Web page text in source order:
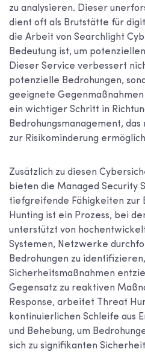
zu analysieren. Dieser
dient oft als Brutstätte für
die Arbeit von Searchlight
Bedeutung ist, um
Dieser Service verbessert
potenzielle Bedrohungen,
geeignete
ein wichtiger Schritt in
Bedrohungsmanagement,
zur Risikominderung
Zusätzlich zu diesen
bieten die Managed Security
tiefgreifende Fähigkeiten zur
Hunting ist ein Prozess, bei
unterstützt von
Systemen, Netzwerke
Bedrohungen zu
Sicherheitsmaßnahmen
Gegensatz zu reaktiven
Response, arbeitet Threat
kontinuierlichen Schleife aus
und Behebung, um
sich zu signifikanten